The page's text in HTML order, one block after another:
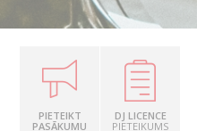
PIETEIKT
PASĀKUMU
DJ LICENCE
PIETEIKUMS